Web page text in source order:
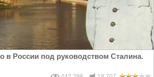
в России под руководством Сталина.